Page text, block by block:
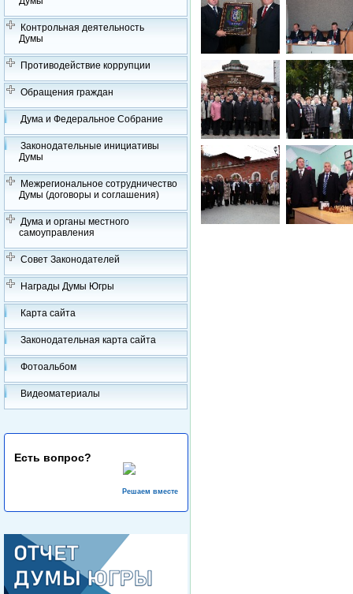
Контрольная деятельность
Думы
Противодействие коррупции
Обращения граждан
Дума и Федеральное Собрание
Законодательные инициативы
Думы
Межрегиональное сотрудничество
Думы (договоры и соглашения)
Дума и органы местного
самоуправления
Совет Законодателей
Награды Думы Югры
Карта сайта
Законодательная карта сайта
Фотоальбом
Видеоматериалы
Есть вопрос?
Решаем вместе